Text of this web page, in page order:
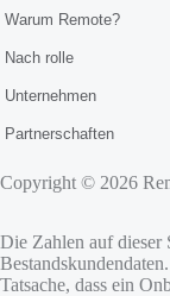
Warum Remote?
Nach rolle
Unternehmen
Partnerschaften
Copyright © 2026
Die Zahlen auf dieser
Tatsache, dass ein